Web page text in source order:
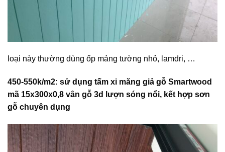
loại này thường dùng ốp mảng tường nhỏ, lamdri, …
450-550k/m2: sử dụng tấm xi măng giả gỗ Smartwood
mã 15x300x0,8 vân gỗ 3d lượn sóng nổi, kết hợp sơn
gỗ chuyên dụng